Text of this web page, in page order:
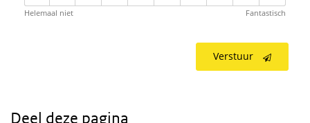
Helemaal niet Fantastisch
Verstuur
Deel deze pagina